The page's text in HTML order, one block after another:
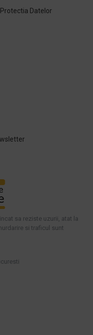
Datelor
sa reziste uzurii, atat la
si traficul sunt